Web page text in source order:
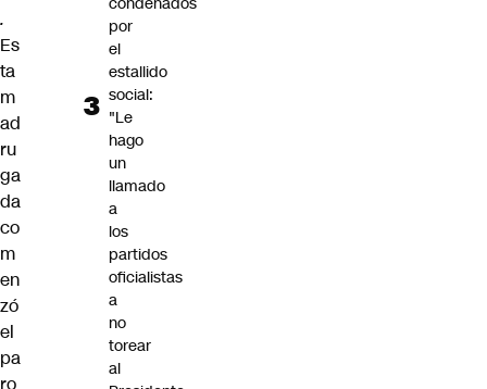
.
Es
ta
m
ad
ru
ga
da
co
m
en
zó
el
pa
ro
por
el
estallido
social:
"Le
hago
un
llamado
a
los
partidos
oficialistas
a
no
torear
al